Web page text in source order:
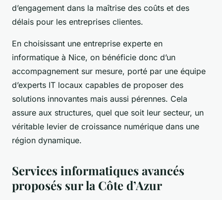
d’engagement dans la maîtrise des coûts et des
délais pour les entreprises clientes.
En choisissant une entreprise experte en
informatique à Nice, on bénéficie donc d’un
accompagnement sur mesure, porté par une équipe
d’experts IT locaux capables de proposer des
solutions innovantes mais aussi pérennes. Cela
assure aux structures, quel que soit leur secteur, un
véritable levier de croissance numérique dans une
région dynamique.
Services informatiques avancés
proposés sur la Côte d’Azur